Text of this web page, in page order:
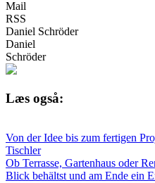
Mail
RSS
Daniel Schröder
Daniel
Schröder
Læs også:
Von der Idee bis zum fertigen
Tischler
Ob Terrasse, Gartenhaus oder
Blick behältst und am Ende ein